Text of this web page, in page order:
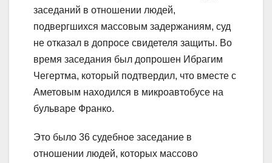
заседаний в отношении людей,
подвергшихся массовым задержаниям, суд
не отказал в допросе свидетеля защиты. Во
время заседания был допрошен Ибрагим
Чегертма, который подтвердил, что вместе с
Аметовым находился в микроавтобусе на
бульваре Франко.
Это было 36 судебное заседание в
отношении людей, которых массово